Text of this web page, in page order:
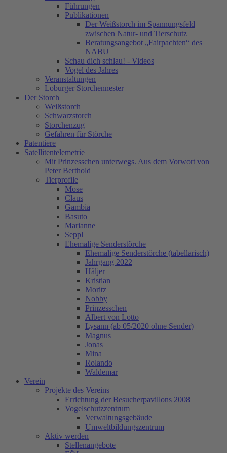
Führungen
Publikationen
Der Weißstorch im Spannungsfeld
zwischen Natur- und Tierschutz
Beratungsangebot „Fairpachten“ des
NABU
Schau dich schlau! - Videos
Vogel des Jahres
Veranstaltungen
Loburger Storchennester
Der Storch
Weißstorch
Schwarzstorch
Storchenzug
Gefahren für Störche
Patentiere
Satellitentelemetrie
Mit Prinzesschen unterwegs. Aus dem Vorwort von
Peter Berthold
Tierprofile
Mose
Claus
Gambia
Basuto
Marianne
Seppl
Ehemalige Senderstörche
Ehemalige Senderstörche (tabellarisch)
Jahrgang 2022
Håljer
Kristian
Moritz
Nobby
Prinzesschen
Albert von Lotto
Lysann (ab 05/2020 ohne Sender)
Magnus
Jonas
Mina
Rolando
Waldemar
Verein
Projekte des Vereins
Errichtung der Besucherpavillons 2008
Vogelschutzzentrum
Verwaltungsgebäude
Umweltbildungszentrum
Aktiv werden
Stellenangebote